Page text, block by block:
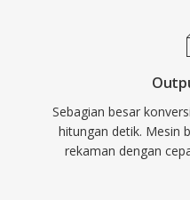
Sebagian besar
hitungan detik. Mesin
rekaman dengan